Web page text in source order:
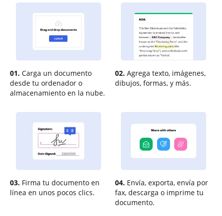
01. Carga un documento
desde tu ordenador o
almacenamiento en la nube.
02. Agrega texto, imágenes,
dibujos, formas, y más.
03. Firma tu documento en
línea en unos pocos clics.
04. Envía, exporta, envía por
fax, descarga o imprime tu
documento.